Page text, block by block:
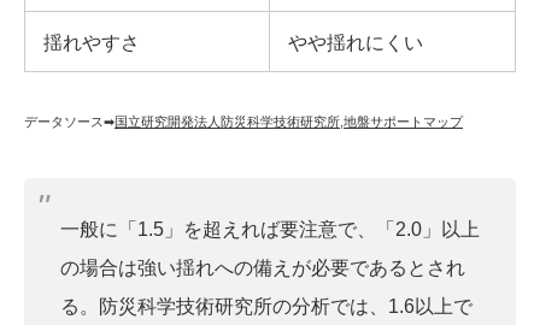
揺れやすさ やや揺れにくい
データソース➡︎国立研究開発法人防災科学技術研究所 地盤サポートマップ
一般に「1.5」を超えれば要注意で、「2.0」以上
の場合は強い揺れへの備えが必要であるとされ
る。防災科学技術研究所の分析では、1.6以上で